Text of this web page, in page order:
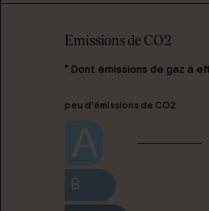
Emissions de CO2
* Dont émissions de gaz à
peu d'émissions de CO2
B